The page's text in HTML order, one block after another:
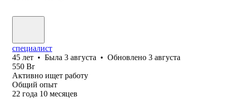
специалист
45 лет • Была 3 августа • Обновлено 3 августа
550 Br
Активно ищет работу
Общий опыт
22 года 10 месяцев